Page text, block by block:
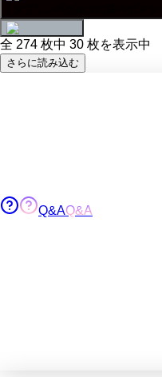
全 274 枚中 30 枚を表示中
さらに読み込む
Q&AQ&A